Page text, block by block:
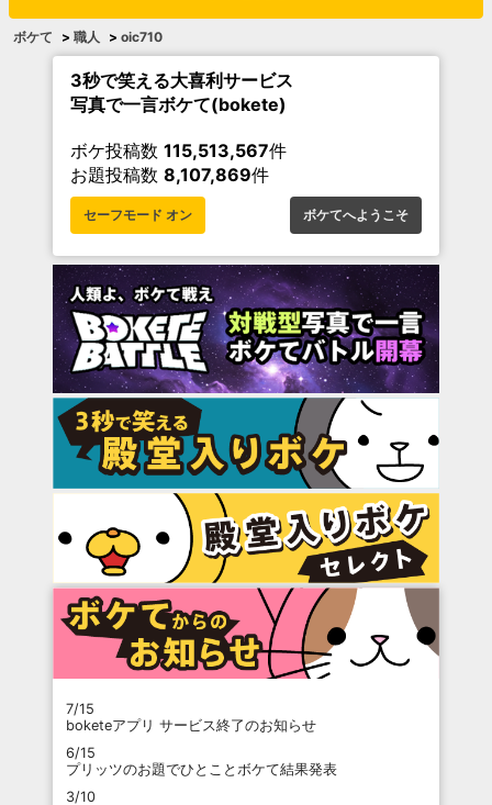
ボケて > 職人 > oic710
3秒で笑える大喜利サービス
写真で一言ボケて(bokete)
ボケ投稿数 115,513,567件
お題投稿数 8,107,869件
セーフモード オン ボケてへようこそ
7/15
boketeアプリ サービス終了のお知らせ
6/15
プリッツのお題でひとことボケて結果発表
3/10